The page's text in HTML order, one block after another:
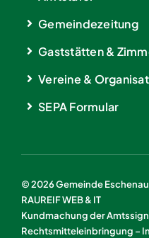
Gemeindezeitung
Gaststätten &
Vereine &
SEPA Formular
© 2026 Gemeinde
RAUREIF WEB & IT
Kundmachung der
Rechtsmitteleinbringung –